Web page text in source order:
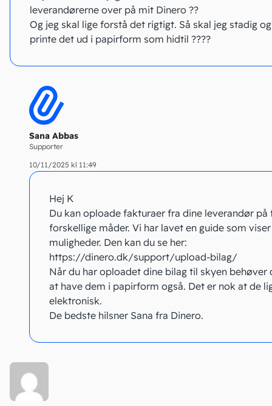
leverandørerne over på mit Dinero ??
Og jeg skal lige forstå det rigtigt. Så skal jeg stadig
printe det ud i papirform som hidtil ????
Sana Abbas
Supporter
10/11/2025 kl 11:49
Hej K
Du kan oploade fakturaer fra dine leverandør på
forskellige måder. Vi har lavet en guide som
muligheder. Den kan du se her:
https://dinero.dk/support/upload-bilag/
Når du har oploadet dine bilag til skyen behøver
at have dem i papirform også. Det er nok at de
elektronisk.
De bedste hilsner Sana fra Dinero.